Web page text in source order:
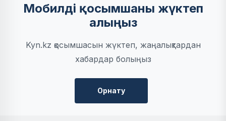
Мобилді қосымшаны жүктеп
алыңыз
Kyn.kz қосымшасын жүктеп, жаңалықтардан
хабардар болыңыз
Орнату